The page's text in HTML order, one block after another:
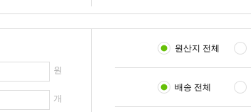
원
개
원산지 전체
배송 전체